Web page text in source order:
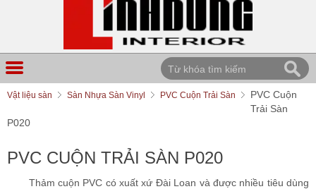
Vật liệu sàn Sàn Nhựa Sàn Vinyl PVC Cuộn Trải Sàn
PVC Cuộn
Trải Sàn
P020
PVC CUỘN TRẢI SÀN P020
Thảm cuộn PVC có xuất xứ Đài Loan và được nhiều tiêu dùng